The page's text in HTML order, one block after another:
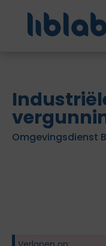
Omgevingsdienst